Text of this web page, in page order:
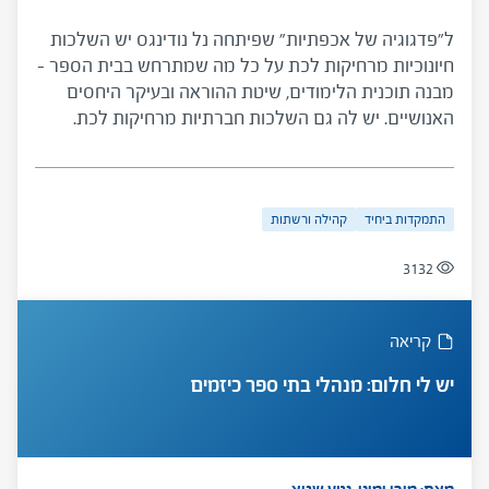
ל"פדגוגיה של אכפתיות" שפיתחה נל נודינגס יש השלכות
חיונוכיות מרחיקות לכת על כל מה שמתרחש בבית הספר -
מבנה תוכנית הלימודים, שיטת ההוראה ובעיקר היחסים
האנושיים. יש לה גם השלכות חברתיות מרחיקות לכת.
הוא המקום שממנו צריך להתחיל השינוי.
התמקדות ביחיד קהילה ורשתות
3132
קריאה
יש לי חלום: מנהלי בתי ספר כיזמים